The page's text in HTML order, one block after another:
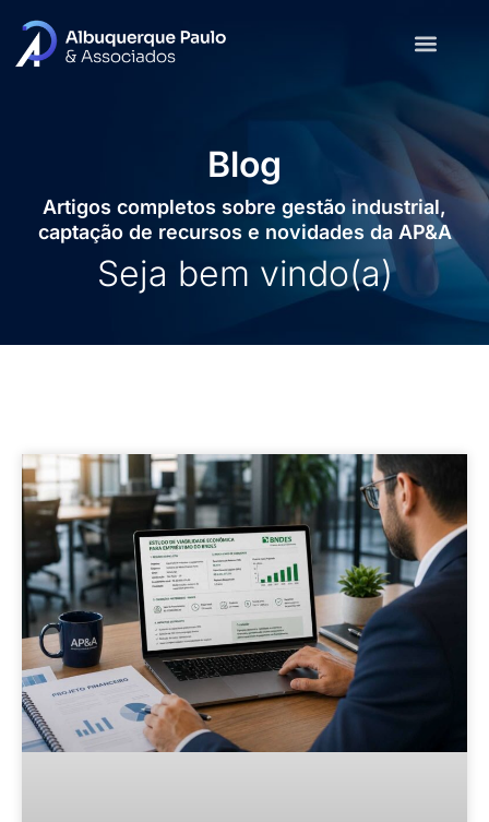
Blog
Artigos completos sobre gestão industrial,
captação de recursos e novidades da AP&A
Seja bem vindo(a)